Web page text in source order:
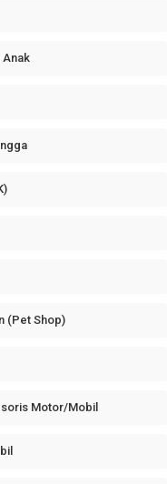
Anak
(Pet Shop)
Motor/Mobil